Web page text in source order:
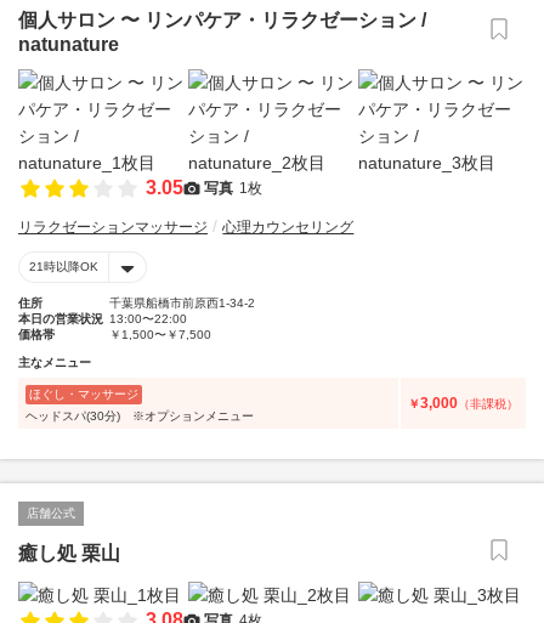
個人サロン 〜 リンパケア・リラクゼーション /
natunature
3.05 写真 1枚
リラクゼーションマッサージ 心理カウンセリング
21時以降OK
住所
千葉県船橋市前原西1-34-2
本日の営業状況 13:00〜22:00
価格帯
￥1,500〜￥7,500
主なメニュー
ほぐし・マッサージ
ヘッドスパ(30分) ※オプションメニュー
￥3,000 （非課税）
店舗公式
癒し処 栗山